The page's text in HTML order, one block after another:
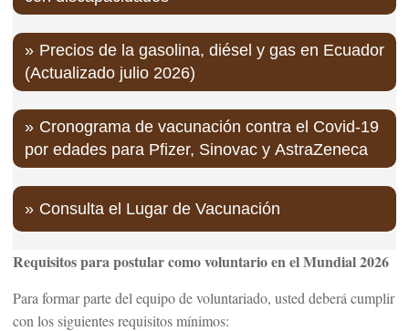
Precios de la gasolina, diésel y gas en Ecuador
(Actualizado julio 2026)
Cronograma de vacunación contra el Covid-19
por edades para Pfizer, Sinovac y AstraZeneca
Consulta el Lugar de Vacunación
Requisitos para postular como voluntario en el Mundial 2026
Para formar parte del equipo de voluntariado, usted deberá cumplir
con los siguientes requisitos mínimos: